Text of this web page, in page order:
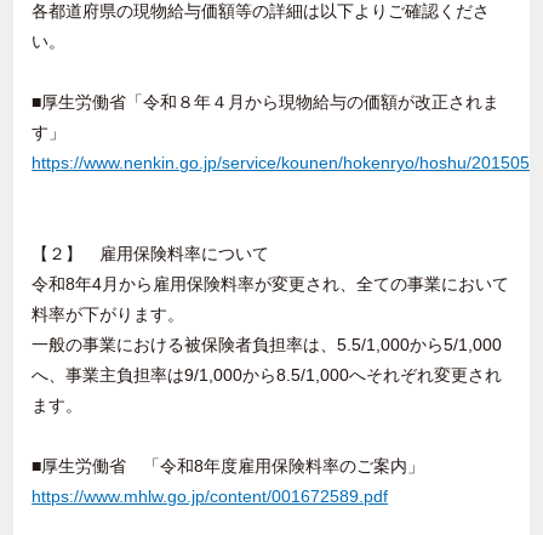
各都道府県の現物給与価額等の詳細は以下よりご確認くださ
い。
■厚生労働省「令和８年４月から現物給与の価額が改正されま
す」
https://www.nenkin.go.jp/service/kounen/hokenryo/hoshu/
【２】 雇用保険料率について
令和8年4月から雇用保険料率が変更され、全ての事業において
料率が下がります。
一般の事業における被保険者負担率は、5.5/1,000から5/1,000
へ、事業主負担率は9/1,000から8.5/1,000へそれぞれ変更され
ます。
■厚生労働省 「令和8年度雇用保険料率のご案内」
https://www.mhlw.go.jp/content/001672589.pdf